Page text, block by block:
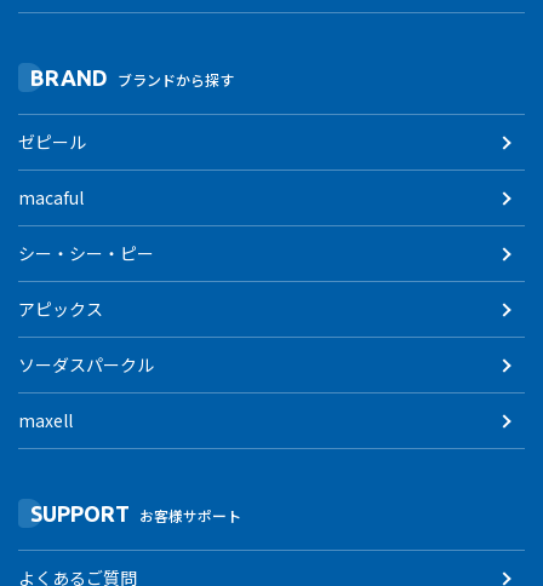
BRAND ブランドから探す
ゼピール
macaful
シー・シー・ピー
アピックス
ソーダスパークル
maxell
SUPPORT お客様サポート
よくあるご質問